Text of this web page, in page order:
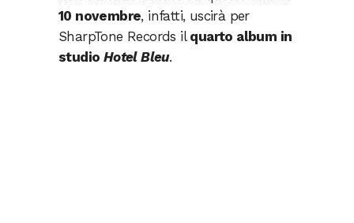
10 novembre, infatti, uscirà per
SharpTone Records il quarto album in
studio Hotel Bleu.